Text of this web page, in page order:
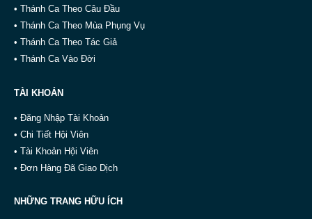
• Thánh Ca Theo Câu Đầu
• Thánh Ca Theo Mùa Phụng Vụ
• Thánh Ca Theo Tác Giả
• Thánh Ca Vào Đời
TÀI KHOẢN
• Đăng Nhập Tài Khoản
• Chi Tiết Hội Viên
• Tài Khoản Hội Viên
• Đơn Hàng Đã Giao Dịch
NHỮNG TRANG HỮU ÍCH